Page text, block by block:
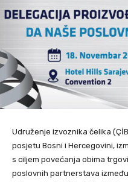
Udruženje izvoznika čelika
posjetu Bosni i Hercegovini,
s ciljem povećanja obima
poslovnih partnerstava